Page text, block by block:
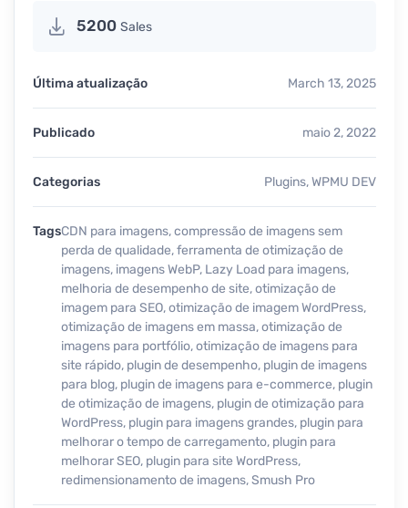
5200 Sales
Última atualização March 13, 2025
Publicado maio 2, 2022
Categorias Plugins,WPMU DEV
TagsCDN para imagens,compressão de imagens sem
perda de qualidade,ferramenta de otimização de
imagens, imagens WebP, Lazy Load para imagens,
melhoria de desempenho de site,otimização de
imagem para SEO,otimização de imagem WordPress,
otimização de imagens em massa,otimização de
imagens para portfólio,otimização de imagens para
site rápido, plugin de desempenho, plugin de imagens
para blog, plugin de imagens para e-commerce, plugin
de otimização de imagens, plugin de otimização para
WordPress, plugin para imagens grandes, plugin para
melhorar o tempo de carregamento, plugin para
melhorar SEO, plugin para site WordPress,
redimensionamento de imagens,Smush Pro